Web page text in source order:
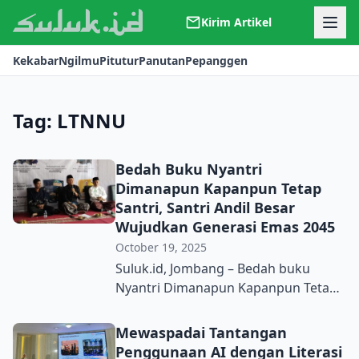
Kirim Artikel
Kerjasama
Kontak
KekabarNgilmuPituturPanutanPepanggen
Tag: LTNNU
Bedah Buku Nyantri
Dimanapun Kapanpun Tetap
Santri, Santri Andil Besar
Wujudkan Generasi Emas 2045
October 19, 2025
Suluk.id, Jombang – Bedah buku
Nyantri Dimanapun Kapanpun Tetap
Lembaga Ta’lif wan Nasyr (LTN)
MWCNU Kecamatan Diwek. Kegiatan
Mewaspadai Tantangan
Penggunaan AI dengan Literasi